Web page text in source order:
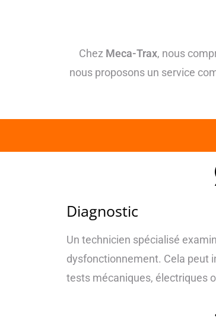
Chez Meca-Trax, nous
nous proposons un service
Diagnostic
Un technicien spécialisé
dysfonctionnement. Cela peut
tests mécaniques, électriques